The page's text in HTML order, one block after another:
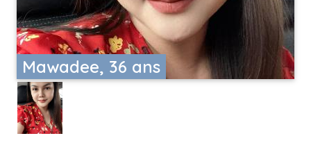
Mawadee, 36 ans